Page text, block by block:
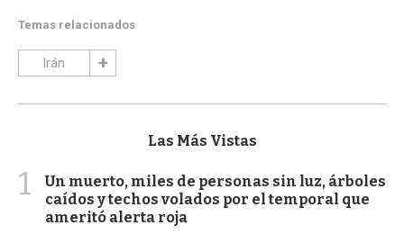
Temas relacionados
Irán
Las Más Vistas
1
Un muerto, miles de personas sin luz, árboles
caídos y techos volados por el temporal que
ameritó alerta roja